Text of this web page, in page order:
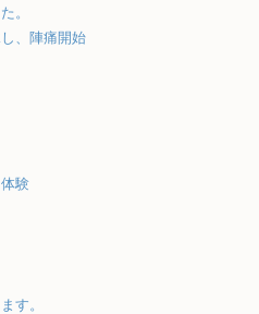
。
、陣痛開始
験
す。